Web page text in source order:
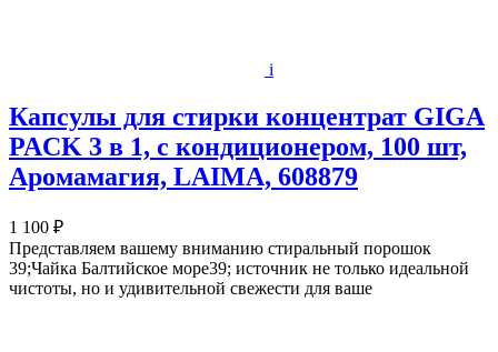
i
Капсулы для стирки концентрат GIGA
PACK 3 в 1, с кондиционером, 100 шт,
Аромамагия, LAIMA, 608879
1 100 ₽
Представляем вашему вниманию стиральный порошок
39;Чайка Балтийское море39; источник не только идеальной
чистоты, но и удивительной свежести для ваше